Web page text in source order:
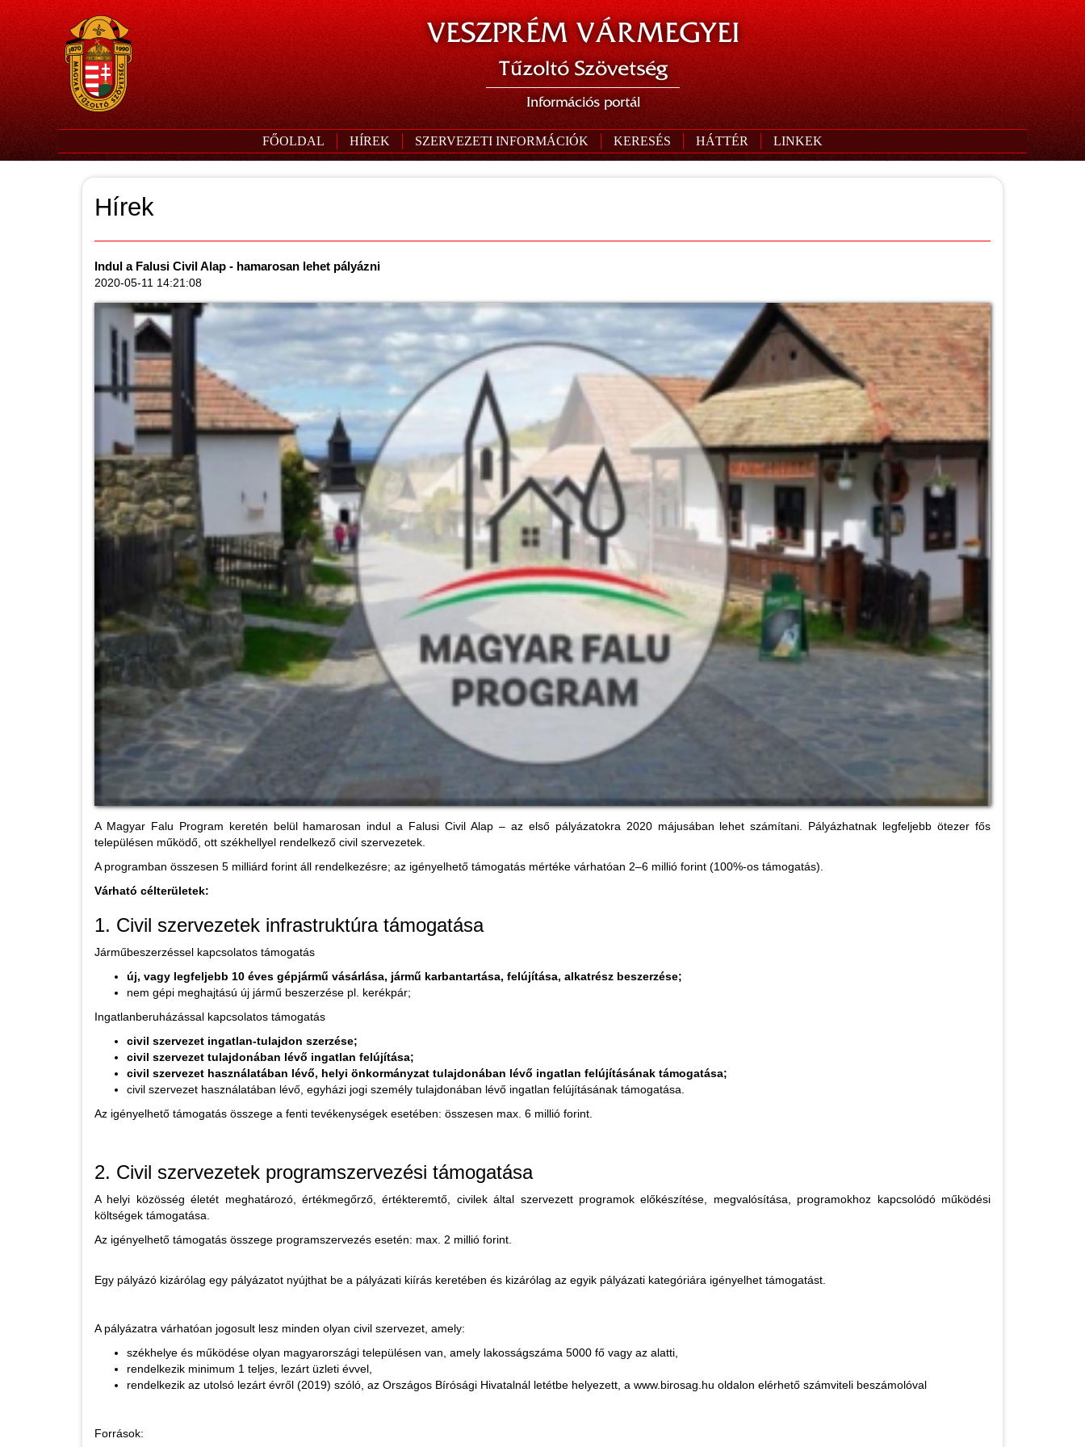
VESZPRÉM VÁRMEGYEI
Tűzoltó Szövetség
Információs portál
FŐOLDAL HÍREK SZERVEZETI INFORMÁCIÓK KERESÉS HÁTTÉR LINKEK
Hírek
Indul a Falusi Civil Alap - hamarosan lehet pályázni
2020-05-11 14:21:08
A Magyar Falu Program keretén belül hamarosan indul a Falusi Civil Alap – az első pályázatokra 2020 májusában lehet számítani. Pályázhatnak legfeljebb ötezer fős
településen működő, ott székhellyel rendelkező civil szervezetek.
A programban összesen 5 milliárd forint áll rendelkezésre; az igényelhető támogatás mértéke várhatóan 2–6 millió forint (100%-os támogatás).
Várható célterületek:
1. Civil szervezetek infrastruktúra támogatása
Járműbeszerzéssel kapcsolatos támogatás
új, vagy legfeljebb 10 éves gépjármű vásárlása, jármű karbantartása, felújítása, alkatrész beszerzése;
nem gépi meghajtású új jármű beszerzése pl. kerékpár;
Ingatlanberuházással kapcsolatos támogatás
civil szervezet ingatlan-tulajdon szerzése;
civil szervezet tulajdonában lévő ingatlan felújítása;
civil szervezet használatában lévő, helyi önkormányzat tulajdonában lévő ingatlan felújításának támogatása;
civil szervezet használatában lévő, egyházi jogi személy tulajdonában lévő ingatlan felújításának támogatása.
Az igényelhető támogatás összege a fenti tevékenységek esetében: összesen max. 6 millió forint.
2. Civil szervezetek programszervezési támogatása
A helyi közösség életét meghatározó, értékmegőrző, értékteremtő, civilek által szervezett programok előkészítése, megvalósítása, programokhoz kapcsolódó működési
költségek támogatása.
Az igényelhető támogatás összege programszervezés esetén: max. 2 millió forint.
Egy pályázó kizárólag egy pályázatot nyújthat be a pályázati kiírás keretében és kizárólag az egyik pályázati kategóriára igényelhet támogatást.
A pályázatra várhatóan jogosult lesz minden olyan civil szervezet, amely:
székhelye és működése olyan magyarországi településen van, amely lakosságszáma 5000 fő vagy az alatti,
rendelkezik minimum 1 teljes, lezárt üzleti évvel,
rendelkezik az utolsó lezárt évről (2019) szóló, az Országos Bírósági Hivatalnál letétbe helyezett, a www.birosag.hu oldalon elérhető számviteli beszámolóval
Források: